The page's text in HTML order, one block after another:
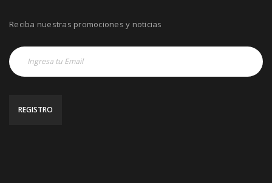
Reciba nuestras promociones y noticias